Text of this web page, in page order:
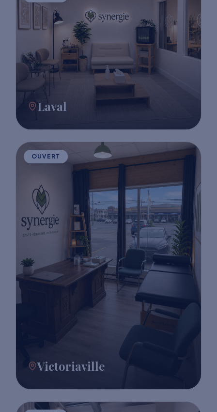
Laval
OUVERT
Victoriaville